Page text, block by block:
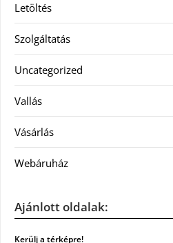
Letöltés
Szolgáltatás
Uncategorized
Vallás
Vásárlás
Webáruház
Ajánlott oldalak:
Kerülj a térképre!